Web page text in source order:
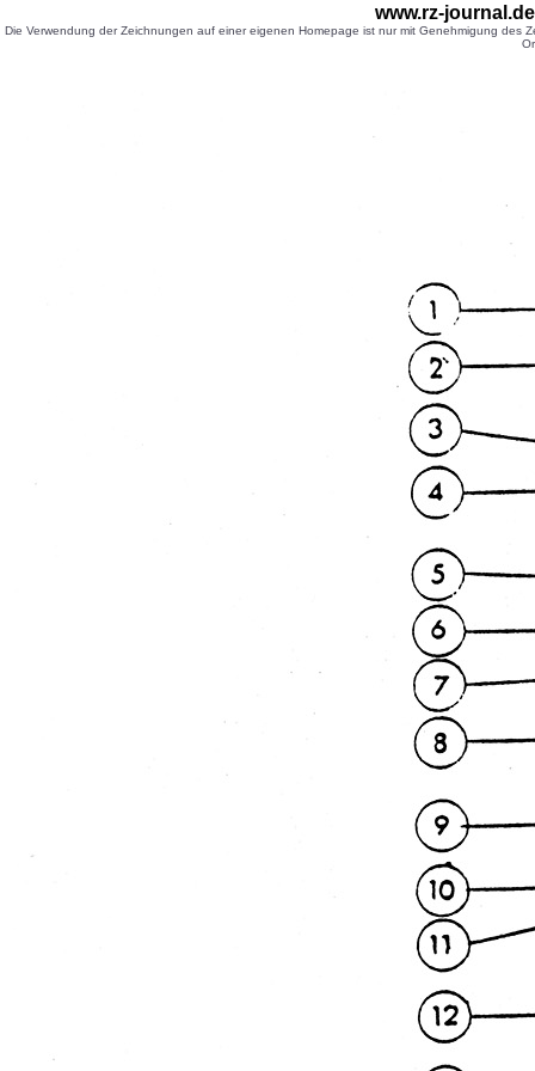
www.rz-
Die Verwendung der Zeichnungen auf einer eigenen Homepage ist nur mit Genehmigung